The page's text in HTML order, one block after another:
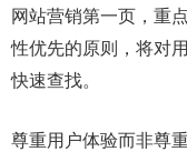
网站营销第一页，重
性优先的原则，将对
快速查找。
尊重用户体验而非尊